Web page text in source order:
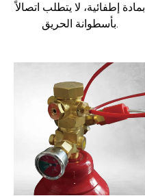
بمادة إطفائية، لا يتطلب اتصالاً
بأسطوانة الحريق.